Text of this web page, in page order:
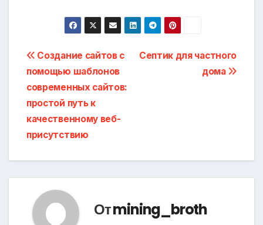
Навигация
по
записям
Септик для частного
дома
Создание сайтов с
помощью шаблонов
современных сайтов:
простой путь к
качественному веб-
присутствию
Отmining_broth